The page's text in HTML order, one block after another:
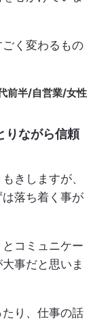
く変わるもの
前半/自営業/女性
りながら信頼
きしますが、
落ち着く事が
コミュニケー
事だと思いま
り、仕事の話